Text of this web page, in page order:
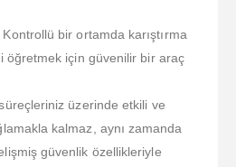
Kontrollü bir ortamda karıştırma
öğretmek için güvenilir bir araç
üzerinde etkili ve
kalmaz, aynı zamanda
güvenlik özellikleriyle